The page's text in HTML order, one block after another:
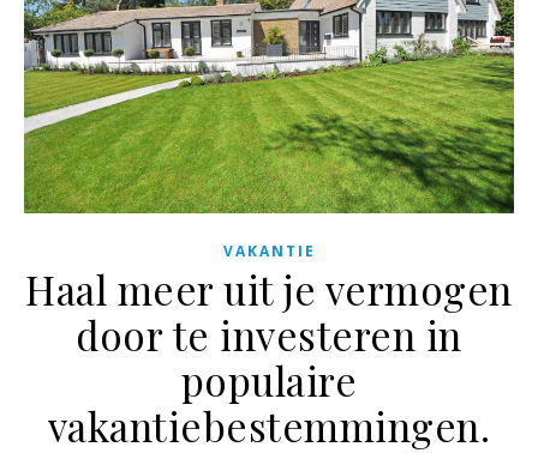
VAKANTIE
Haal meer uit je vermogen
door te investeren in
populaire
vakantiebestemmingen.